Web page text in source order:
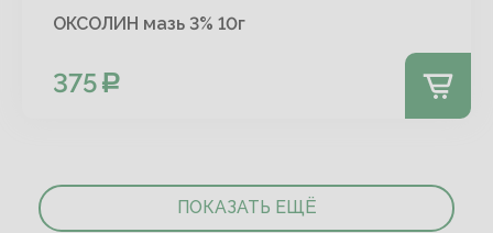
ОКСОЛИН мазь 3% 10г
375
ПОКАЗАТЬ ЕЩЁ